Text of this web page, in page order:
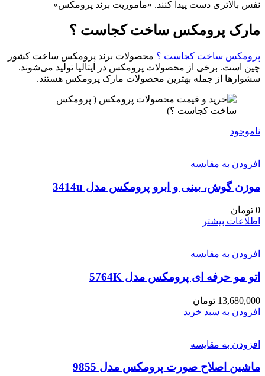
نفس بالاتری دست پیدا کنند. «ماموریت برند پرومکس»
مارک پرومکس ساخت کجاست ؟
پرومکس ساخت کجاست ؟ محصولات برند پرومکس ساخت کشور
چین است. برخی از محصولات پرومکس در ایتالیا تولید می‌شوند.
سشوارها از جمله بهترین محصولات مارک پرومکس هستند.
ناموجود
افزودن به مقایسه
موزن گوش، بینی و ابرو پرومکس مدل 3414u
0 تومان
اطلاعات بیشتر
افزودن به مقایسه
اتو مو حرفه ای پرومکس مدل 5764K
13,680,000 تومان
افزودن به سبد خرید
افزودن به مقایسه
ماشین اصلاح صورت پرومکس مدل 9855